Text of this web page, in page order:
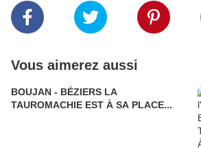
Vous aimerez aussi
BOUJAN - BÉZIERS LA
TAUROMACHIE EST À SA PLACE...